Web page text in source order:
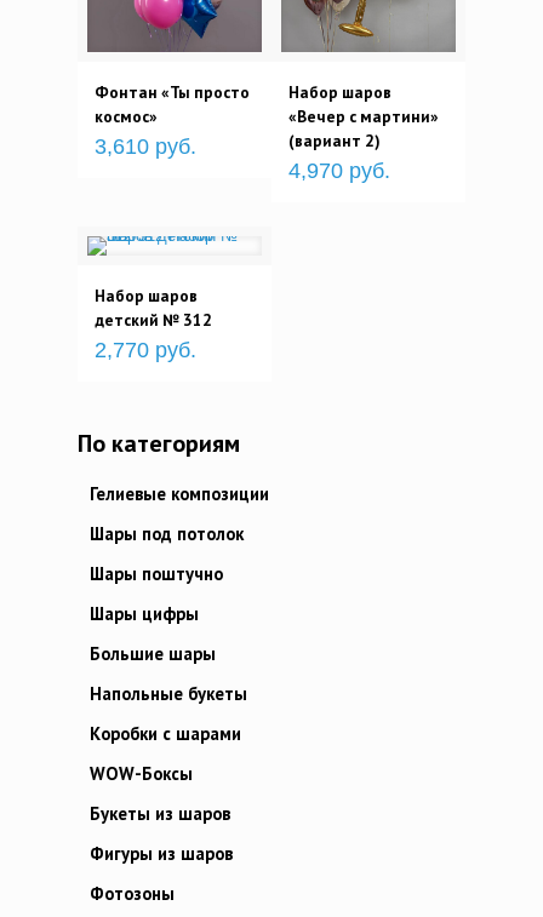
Фонтан «Ты просто
космос»
3,610 руб.
Набор шаров
«Вечер с мартини»
(вариант 2)
4,970 руб.
Набор шаров
детский № 312
2,770 руб.
По категориям
Гелиевые композиции
Шары под потолок
Шары поштучно
Шары цифры
Большие шары
Напольные букеты
Коробки с шарами
WOW-Боксы
Букеты из шаров
Фигуры из шаров
Фотозоны